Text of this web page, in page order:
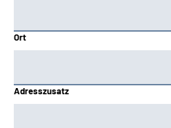
Ort
Adresszusatz